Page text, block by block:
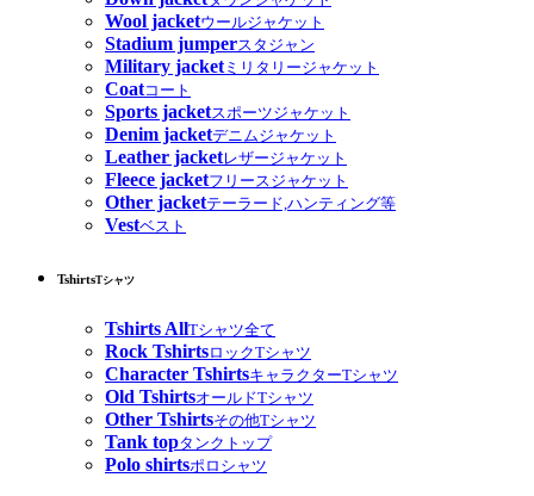
Wool jacketウールジャケット
Stadium jumperスタジャン
Military jacketミリタリージャケット
Coatコート
Sports jacketスポーツジャケット
Denim jacketデニムジャケット
Leather jacketレザージャケット
Fleece jacketフリースジャケット
Other jacketテーラード,ハンティング等
Vestベスト
TshirtsTシャツ
Tshirts AllTシャツ全て
Rock TshirtsロックTシャツ
Character TshirtsキャラクターTシャツ
Old TshirtsオールドTシャツ
Other Tshirtsその他Tシャツ
Tank topタンクトップ
Polo shirtsポロシャツ